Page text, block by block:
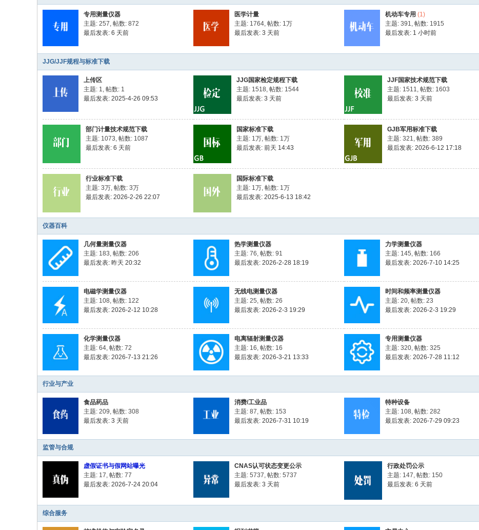
专用测量仪器
主题: 257, 帖数: 872
最后发表: 6 天前
医学计量
主题: 1764, 帖数: 1万
最后发表: 3 天前
机动车专用 (1)
主题: 391, 帖数: 1915
最后发表: 1 小时前
JJG/JJF规程与标准下载
上传区
主题: 1, 帖数: 1
最后发表: 2025-4-26 09:53
JJG国家检定规程下载
主题: 1518, 帖数: 1544
最后发表: 3 天前
JJF国家技术规范下载
主题: 1511, 帖数: 1603
最后发表: 3 天前
部门计量技术规范下载
主题: 1073, 帖数: 1087
最后发表: 6 天前
国家标准下载
主题: 1万, 帖数: 1万
最后发表: 前天 14:43
GJB军用标准下载
主题: 321, 帖数: 389
最后发表: 2026-6-12 17:18
行业标准下载
主题: 3万, 帖数: 3万
最后发表: 2026-2-26 22:07
国际标准下载
主题: 1万, 帖数: 1万
最后发表: 2025-6-13 18:42
仪器百科
几何量测量仪器
主题: 183, 帖数: 206
最后发表: 昨天 20:32
热学测量仪器
主题: 76, 帖数: 91
最后发表: 2026-2-28 18:19
力学测量仪器
主题: 145, 帖数: 166
最后发表: 2026-7-10 14:25
电磁学测量仪器
主题: 108, 帖数: 122
最后发表: 2026-2-12 10:28
无线电测量仪器
主题: 25, 帖数: 26
最后发表: 2026-2-3 19:29
时间和频率测量仪器
主题: 20, 帖数: 23
最后发表: 2026-2-3 19:29
化学测量仪器
主题: 64, 帖数: 72
最后发表: 2026-7-13 21:26
电离辐射测量仪器
主题: 16, 帖数: 16
最后发表: 2026-3-21 13:33
专用测量仪器
主题: 320, 帖数: 325
最后发表: 2026-7-28 11:12
行业与产业
食品药品
主题: 209, 帖数: 308
最后发表: 3 天前
消费/工业品
主题: 87, 帖数: 153
最后发表: 2026-7-31 10:19
特种设备
主题: 108, 帖数: 282
最后发表: 2026-7-29 09:23
监管与合规
虚假证书与假网站曝光
主题: 17, 帖数: 77
最后发表: 2026-7-24 20:04
CNAS认可状态变更公示
主题: 5737, 帖数: 5737
最后发表: 3 天前
行政处罚公示
主题: 147, 帖数: 150
最后发表: 6 天前
综合服务